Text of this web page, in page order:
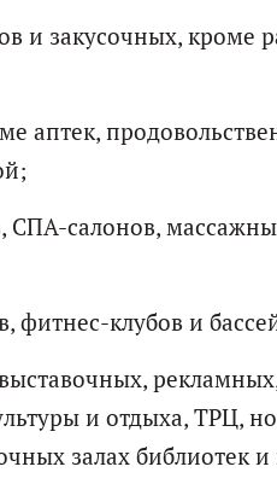
и закусочных,
аптек,
СПА-салонов,
фитнес-клубов и
и отдыха, ТРЦ,
залах библиотек